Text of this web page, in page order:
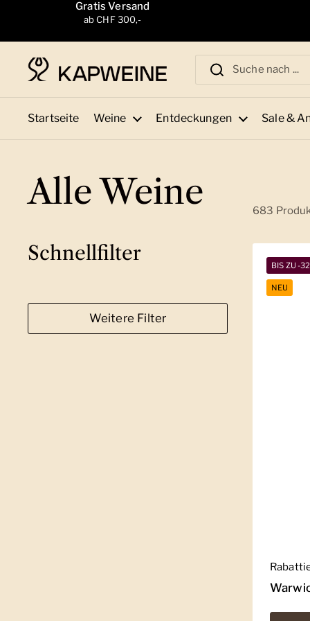
Zum Inhalt springenGratis Versand
ab CHF 300,-
Startseite Weine Entdeckungen Sale &
Alle Weine
Schnellfilter
Weitere Filter
683
BIS ZU -
NEU